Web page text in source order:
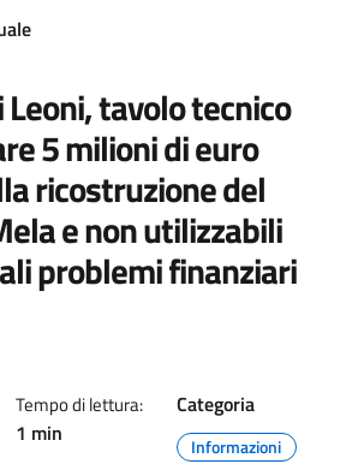
Leoni, tavolo tecnico
5 milioni di euro
ricostruzione del
e non utilizzabili
problemi finanziari
Tempo di lettura:
1 min
Categoria
Informazioni